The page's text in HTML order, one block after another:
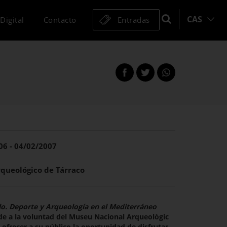
Contacto Entradas CAS
Compartir
en
Compartir
en
esta
página
- 04/02/2007
de Tárraco
Deporte y Arqueología en el Mediterráneo
a la voluntad del Museu Nacional Arqueològic